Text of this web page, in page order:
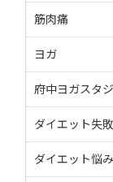
筋肉痛
ヨガ
府中ヨガスタ
ダイエット失敗
ダイエット悩み